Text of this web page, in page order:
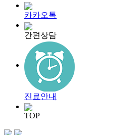
카카오톡
간편상담
진료안내
TOP